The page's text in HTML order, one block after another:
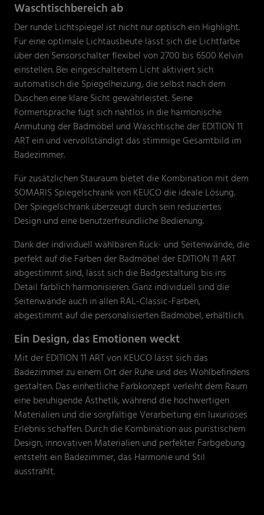
Waschtischbereich ab
Der runde Lichtspiegel ist nicht nur optisch ein Highlight.
Für eine optimale Lichtausbeute lässt sich die Lichtfarbe
über den Sensorschalter flexibel von 2700 bis 6500 Kelvin
einstellen. Bei eingeschaltetem Licht aktiviert sich
automatisch die Spiegelheizung, die selbst nach dem
Duschen eine klare Sicht gewährleistet. Seine
Formensprache fügt sich nahtlos in die harmonische
Anmutung der Badmöbel und Waschtische der EDITION 11
ART ein und vervollständigt das stimmige Gesamtbild im
Badezimmer.
Für zusätzlichen Stauraum bietet die Kombination mit dem
SOMARIS Spiegelschrank von KEUCO die ideale Lösung.
Der Spiegelschrank überzeugt durch sein reduziertes
Design und eine benutzerfreundliche Bedienung.
Dank der individuell wählbaren Rück- und Seitenwände, die
perfekt auf die Farben der Badmöbel der EDITION 11 ART
abgestimmt sind, lässt sich die Badgestaltung bis ins
Detail farblich harmonisieren. Ganz individuell sind die
Seitenwände auch in allen RAL-Classic-Farben,
abgestimmt auf die personalisierten Badmöbel, erhältlich.
Ein Design, das Emotionen weckt
Mit der EDITION 11 ART von KEUCO lässt sich das
Badezimmer zu einem Ort der Ruhe und des Wohlbefindens
gestalten. Das einheitliche Farbkonzept verleiht dem Raum
eine beruhigende Ästhetik, während die hochwertigen
Materialien und die sorgfältige Verarbeitung ein luxuriöses
Erlebnis schaffen. Durch die Kombination aus puristischem
Design, innovativen Materialien und perfekter Farbgebung
entsteht ein Badezimmer, das Harmonie und Stil
ausstrahlt.